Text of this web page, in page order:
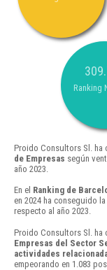
Ranking
Proido Consultors Sl. ha
de Empresas según
año 2023.
En el Ranking de
en 2024 ha conseguido
respecto al año 2023.
Proido Consultors Sl. ha
Empresas del Sector
actividades
empeorando en 1.083